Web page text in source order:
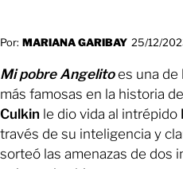
Por: MARIANA GARIBAY 25/12/
Mi pobre Angelitoes una de
más famosas en la historia
Culkin le dio vida al intrépido
través de su inteligencia y
sorteó las amenazas de dos